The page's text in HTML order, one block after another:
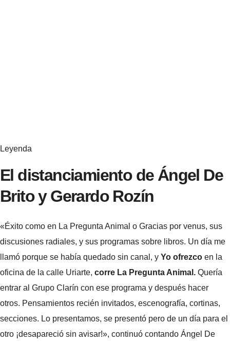
Leyenda
El distanciamiento de Ángel De
Brito y Gerardo Rozín
«Éxito como en La Pregunta Animal o Gracias por venus, sus
discusiones radiales, y sus programas sobre libros. Un día me
llamó porque se había quedado sin canal, y Yo ofrezco en la
oficina de la calle Uriarte, corre La Pregunta Animal. Quería
entrar al Grupo Clarín con ese programa y después hacer
otros. Pensamientos recién invitados, escenografía, cortinas,
secciones. Lo presentamos, se presentó pero de un día para el
otro ¡desapareció sin avisar!», continuó contando Ángel De